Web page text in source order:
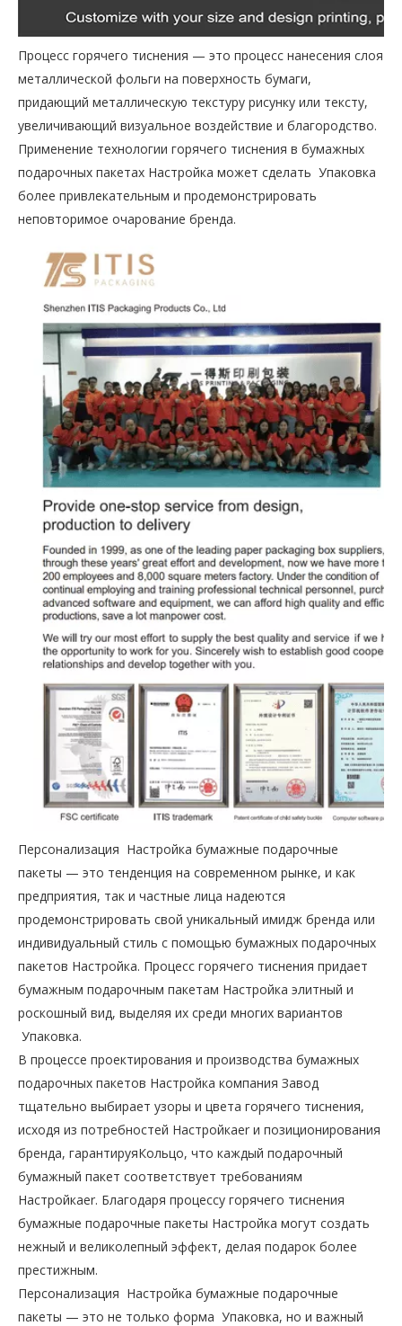
Процесс горячего тиснения — это процесс нанесения слоя
металлической фольги на поверхность бумаги,
придающий металлическую текстуру рисунку или тексту,
увеличивающий визуальное воздействие и благородство.
Применение технологии горячего тиснения в бумажных
подарочных пакетах Настройка может сделать Упаковка
более привлекательным и продемонстрировать
неповторимое очарование бренда.
Персонализация Настройка бумажные подарочные
пакеты — это тенденция на современном рынке, и как
предприятия, так и частные лица надеются
продемонстрировать свой уникальный имидж бренда или
индивидуальный стиль с помощью бумажных подарочных
пакетов Настройка. Процесс горячего тиснения придает
бумажным подарочным пакетам Настройка элитный и
роскошный вид, выделяя их среди многих вариантов
Упаковка.
В процессе проектирования и производства бумажных
подарочных пакетов Настройка компания Завод
тщательно выбирает узоры и цвета горячего тиснения,
исходя из потребностей Настройкаer и позиционирования
бренда, гарантируяКольцо, что каждый подарочный
бумажный пакет соответствует требованиям
Настройкаer. Благодаря процессу горячего тиснения
бумажные подарочные пакеты Настройка могут создать
нежный и великолепный эффект, делая подарок более
престижным.
Персонализация Настройка бумажные подарочные
пакеты — это не только форма Упаковка, но и важный